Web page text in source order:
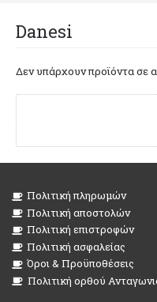
Danesi
Δεν υπάρχουν προϊόντα σε
Πολιτική πληρωμών
Πολιτική αποστολών
Πολιτική επιστροφών
Πολιτική ασφαλείας
Όροι & Προϋποθέσεις
Πολιτική ορθού